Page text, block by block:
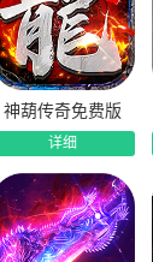
料：在线即可免费
战力稳步提升。
励：装备首次掉落
丰厚。
嫖：每日上线可领
神葫传奇免费版
详细